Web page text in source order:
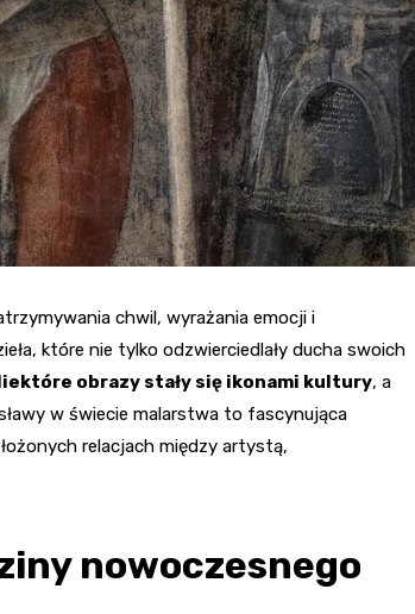
chwil, wyrażania emocji i
które nie tylko odzwierciedlały ducha swoich
obrazy stały się ikonami kultury, a
w świecie malarstwa to fascynująca
relacjach między artystą,
nowoczesnego